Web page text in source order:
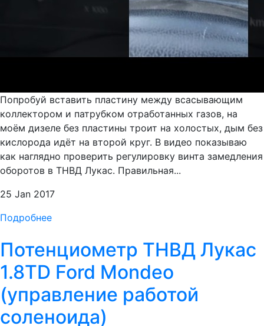
Попробуй вставить пластину между всасывающим
коллектором и патрубком отработанных газов, на
моём дизеле без пластины троит на холостых, дым без
кислорода идёт на второй круг. В видео показываю
как наглядно проверить регулировку винта замедления
оборотов в ТНВД Лукас. Правильная...
25 Jan 2017
Подробнее
Потенциометр ТНВД Лукас
1.8TD Ford Mondeo
(управление работой
соленоида)